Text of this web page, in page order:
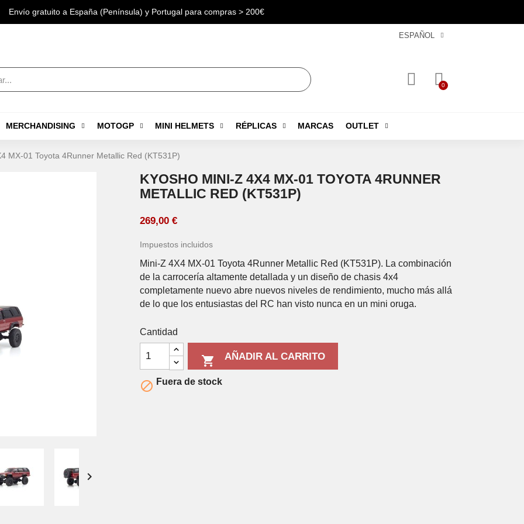
Envío gratuito a España (Península) y Portugal para compras > 200€
ESPAÑOL
MERCHANDISING MOTOGP MINI HELMETS RÉPLICAS MARCAS OUTLET
MX-01 Toyota 4Runner Metallic Red (KT531P)

KYOSHO MINI-Z 4X4 MX-01 TOYOTA 4RUNNER
METALLIC RED (KT531P)
269,00 €
Impuestos incluidos
Mini-Z 4X4 MX-01 Toyota 4Runner Metallic Red (KT531P). La combinación
de la carrocería altamente detallada y un diseño de chasis 4x4
completamente nuevo abre nuevos niveles de rendimiento, mucho más allá
de lo que los entusiastas del RC han visto nunca en un mini oruga.
Cantidad
 AÑADIR AL CARRITO
 Fuera de stock